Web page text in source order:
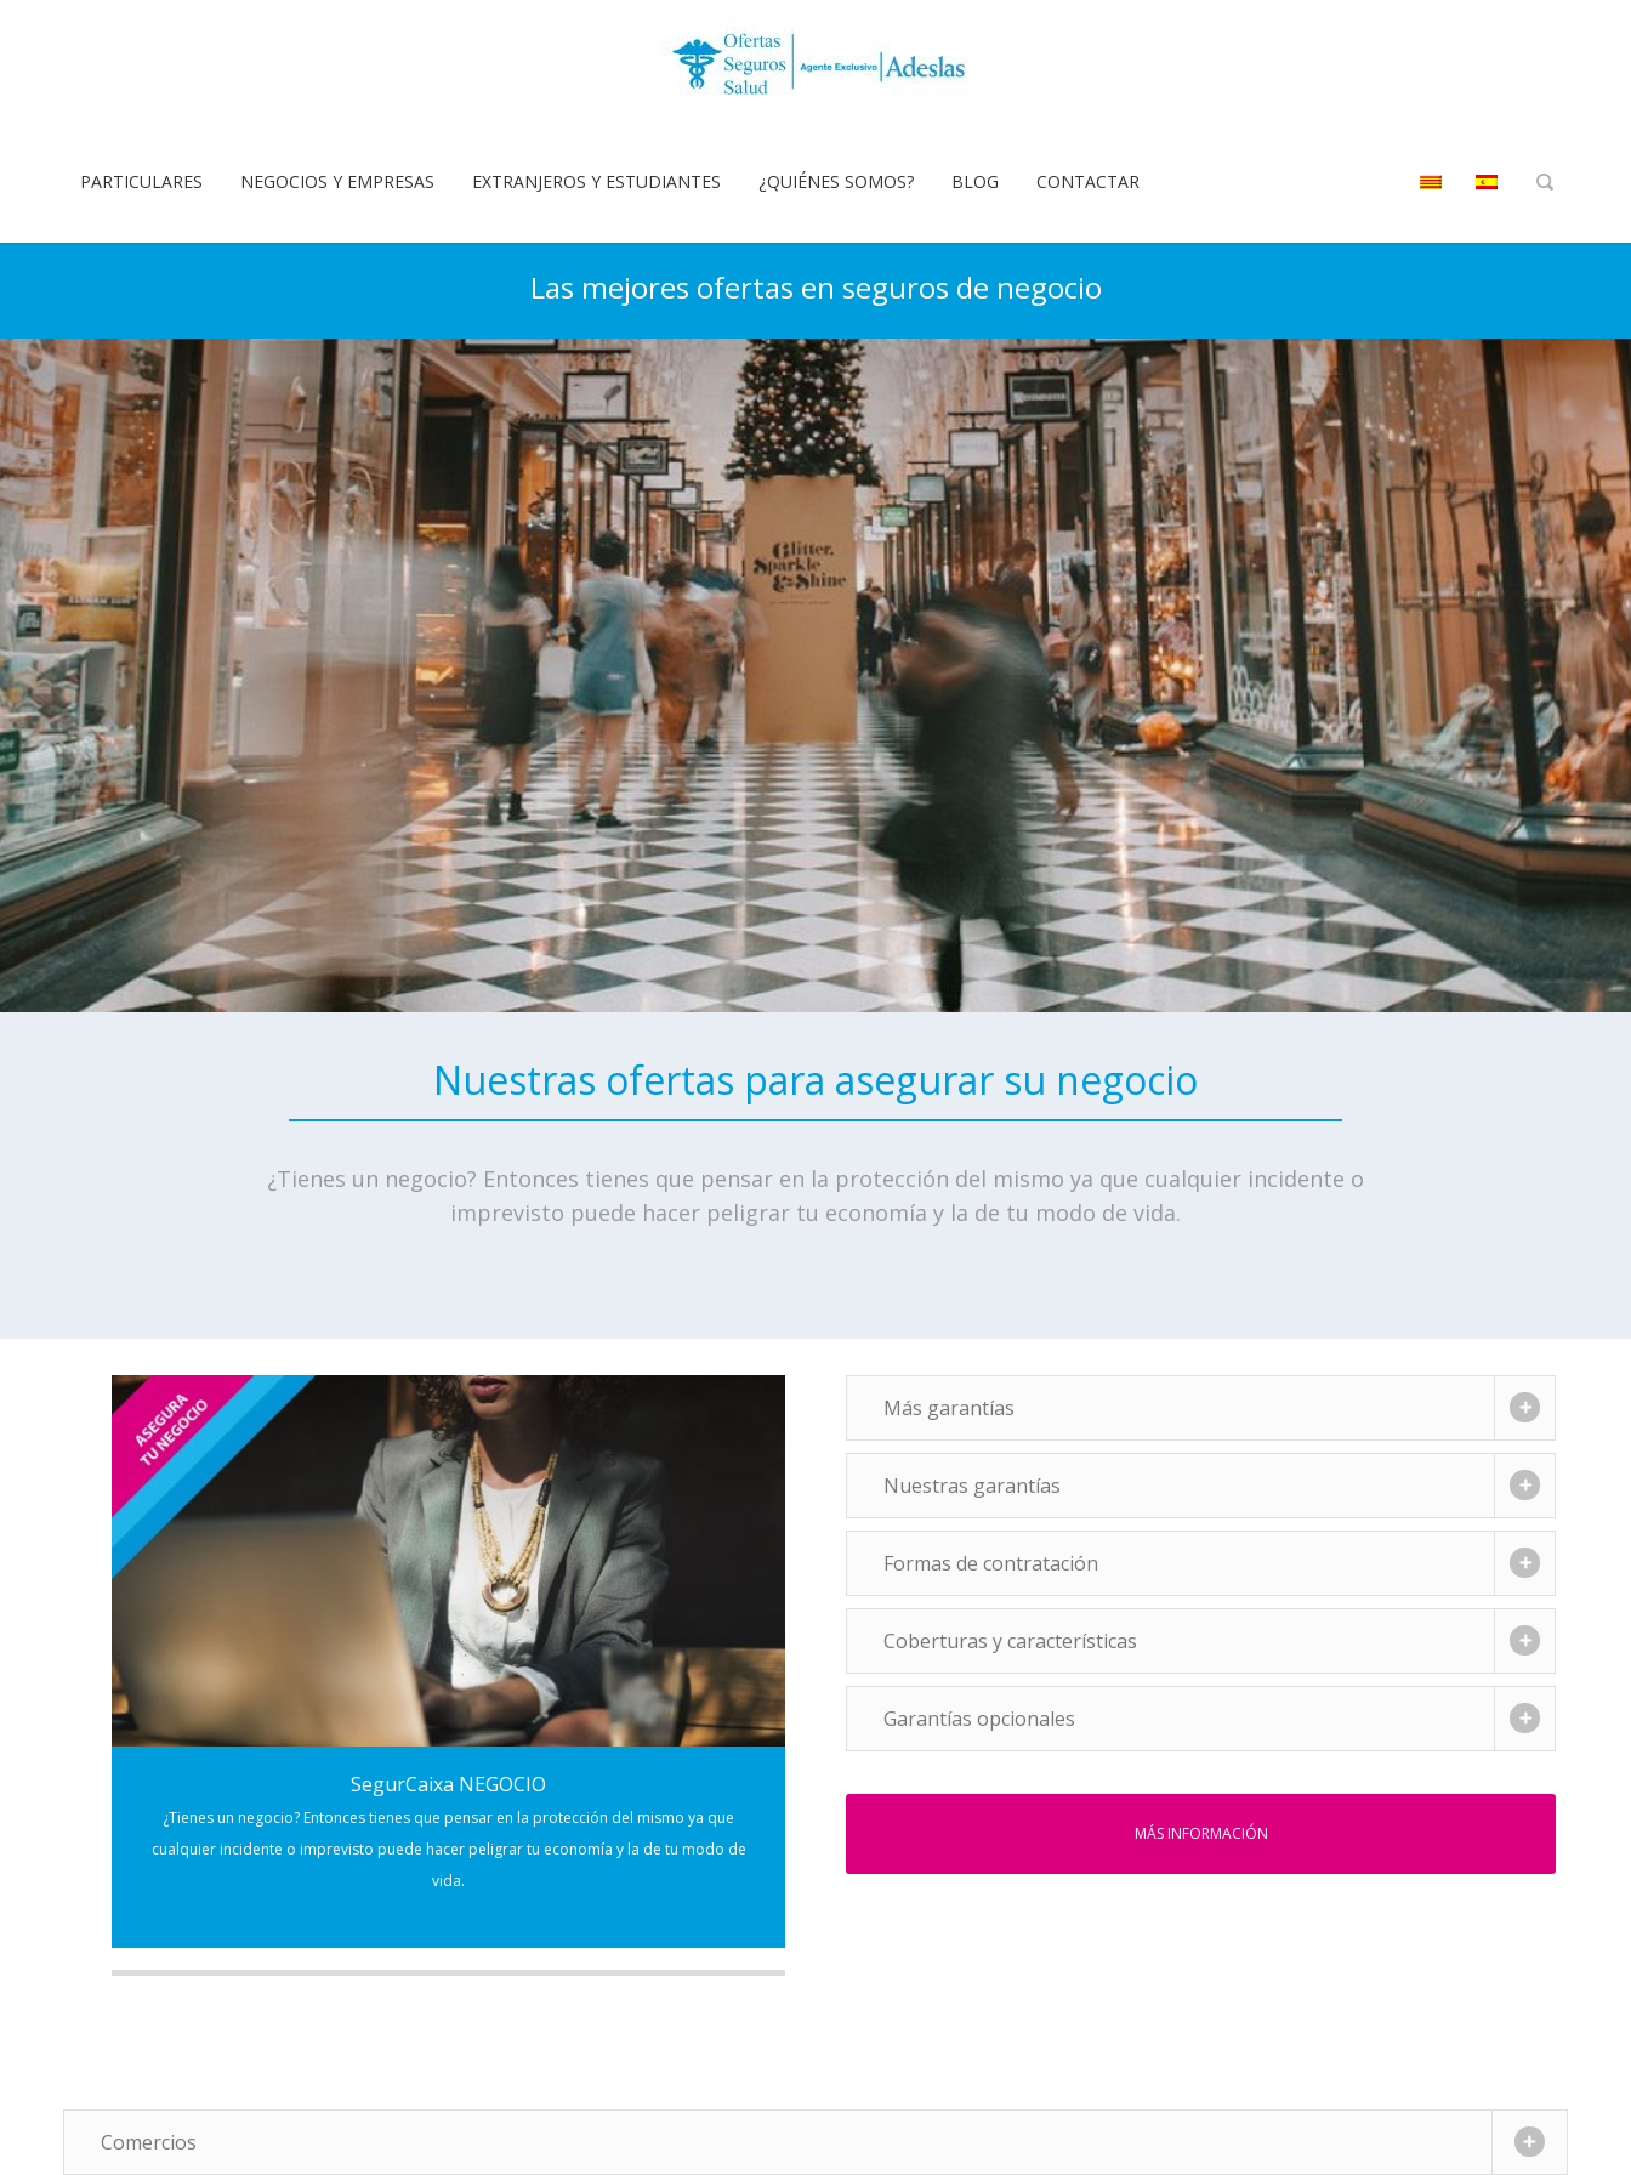
PARTICULARES NEGOCIOS Y EMPRESAS EXTRANJEROS Y ESTUDIANTES ¿QUIÉNES SOMOS? BLOG CONTACTAR
Las mejores ofertas en seguros de negocio
Nuestras ofertas para asegurar su negocio
¿Tienes un negocio? Entonces tienes que pensar en la protección del mismo ya que cualquier incidente o
imprevisto puede hacer peligrar tu economía y la de tu modo de vida.
SegurCaixa NEGOCIO
¿Tienes un negocio? Entonces tienes que pensar en la protección del mismo ya que
cualquier incidente o imprevisto puede hacer peligrar tu economía y la de tu modo de
vida.
Más garantías
Nuestras garantías
Formas de contratación
Coberturas y características
Garantías opcionales
MÁS INFORMACIÓN
Comercios